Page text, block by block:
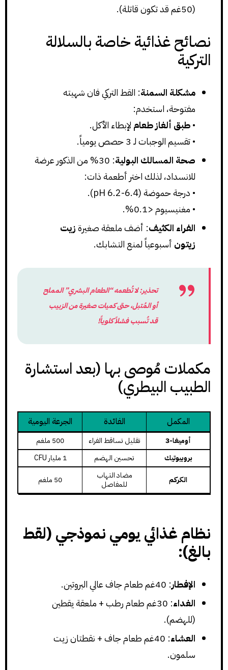
(50غم قد تكون قاتلة).
نصائح غذائية خاصة بالسلالة
التركية
مشكلة السمنة: القط التركي فان شهيته
مفتوحة، استخدم:
•طبق ألغاز طعام لإبطاء الأكل.
• تقسيم الوجبات لـ 3 حصص يومياً.
صحة المسالك البولية
: 30% من الذكور عرضة
للانسداد، لذلك اختر أطعمة ذات:
• درجة حموضة (pH 6.2-6.4).
• مغنيسيوم <0.1%.
الفراء الكثيف: أضف ملعقة صغيرةزيت
زيتون أسبوعياً لمنع التشابك.
تحذير: لا تُطعمه “الطعام البشري” المملح
أو المُتبل، حتى كميات صغيرة من الزبيب
قد تُسبب فشلاً كلوياً!
مكملات مُوصى بها (بعد استشارة
الطبيب البيطري)
المكمل الفائدة الجرعة اليومية
أوميغا-3 تقليل تساقط الفراء
500 ملغم
بروبيوتيك
تحسين الهضم 1 مليار CFU
الكركم
مضاد التهاب
للمفاصل
50 ملغم
نظام غذائي يومي نموذجي (لقط
بالغ):
الإفطار: 40غم طعام جاف عالي البروتين.
الغداء
: 30غم طعام رطب + ملعقة يقطين
(للهضم).
العشاء
: 40غم طعام جاف + نقطتان زيت
سلمون.